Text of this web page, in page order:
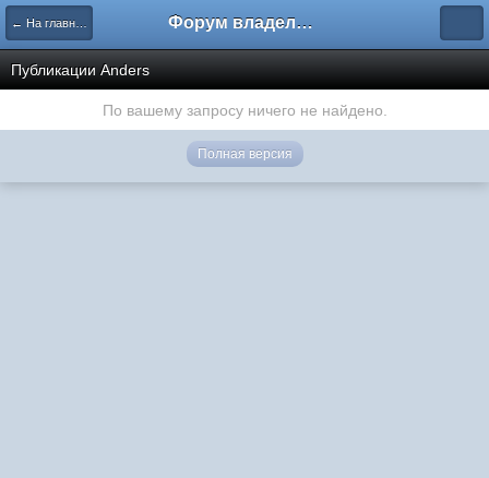
← На главную Форум владельцев интернет-магазинов
Публикации Anders
По вашему запросу ничего не найдено.
Полная версия